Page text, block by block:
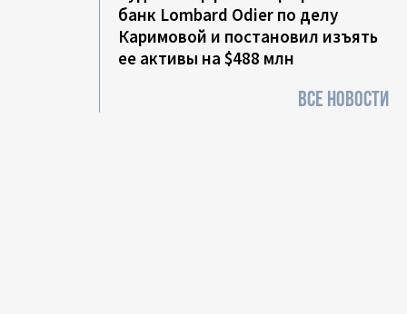
банк Lombard Odier по делу
Каримовой и постановил изъять
ее активы на $488 млн
ВСЕ НОВОСТИ